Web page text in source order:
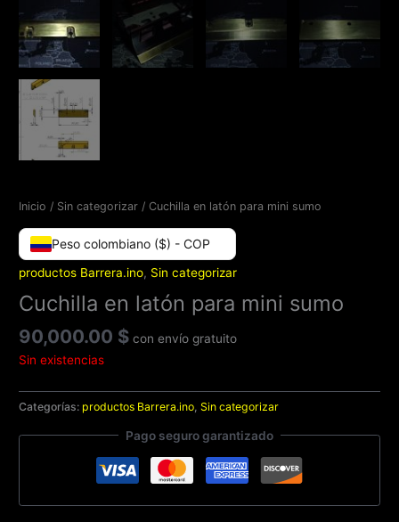
Inicio / Sin categorizar / Cuchilla en latón para mini sumo
Peso colombiano ($) - COP
productos Barrera.ino, Sin categorizar
Cuchilla en latón para mini sumo
90,000.00 $ con envío gratuito
Sin existencias
Categorías: productos Barrera.ino ,Sin categorizar
Pago seguro garantizado